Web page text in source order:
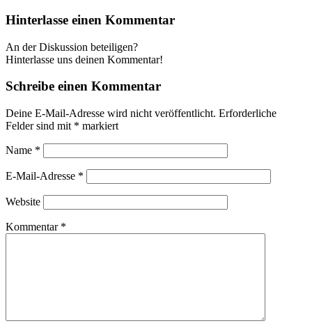
Hinterlasse einen Kommentar
An der Diskussion beteiligen?
Hinterlasse uns deinen Kommentar!
Schreibe einen Kommentar
Deine E-Mail-Adresse wird nicht veröffentlicht. Erforderliche
Felder sind mit * markiert
Name *
E-Mail-Adresse *
Website
Kommentar *